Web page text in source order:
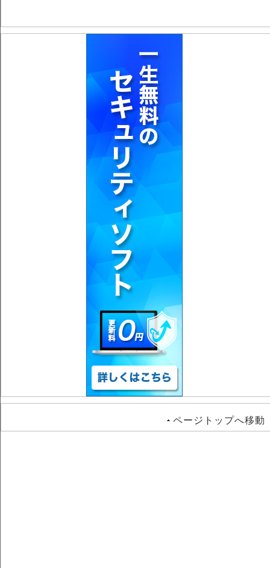
ページトップへ移動